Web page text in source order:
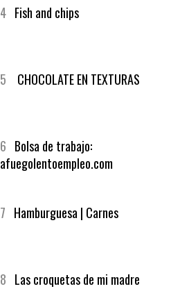
4 Fish and chips
5 CHOCOLATE EN TEXTURAS
6 Bolsa de trabajo:
afuegolentoempleo.com
7 Hamburguesa | Carnes
8 Las croquetas de mi madre